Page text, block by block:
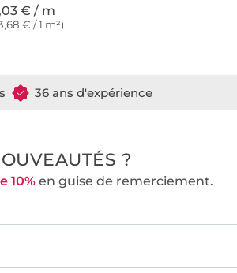
€ / m
€ / 1 m²)
36 ans d'expérience
?
10%en guise de remerciement.